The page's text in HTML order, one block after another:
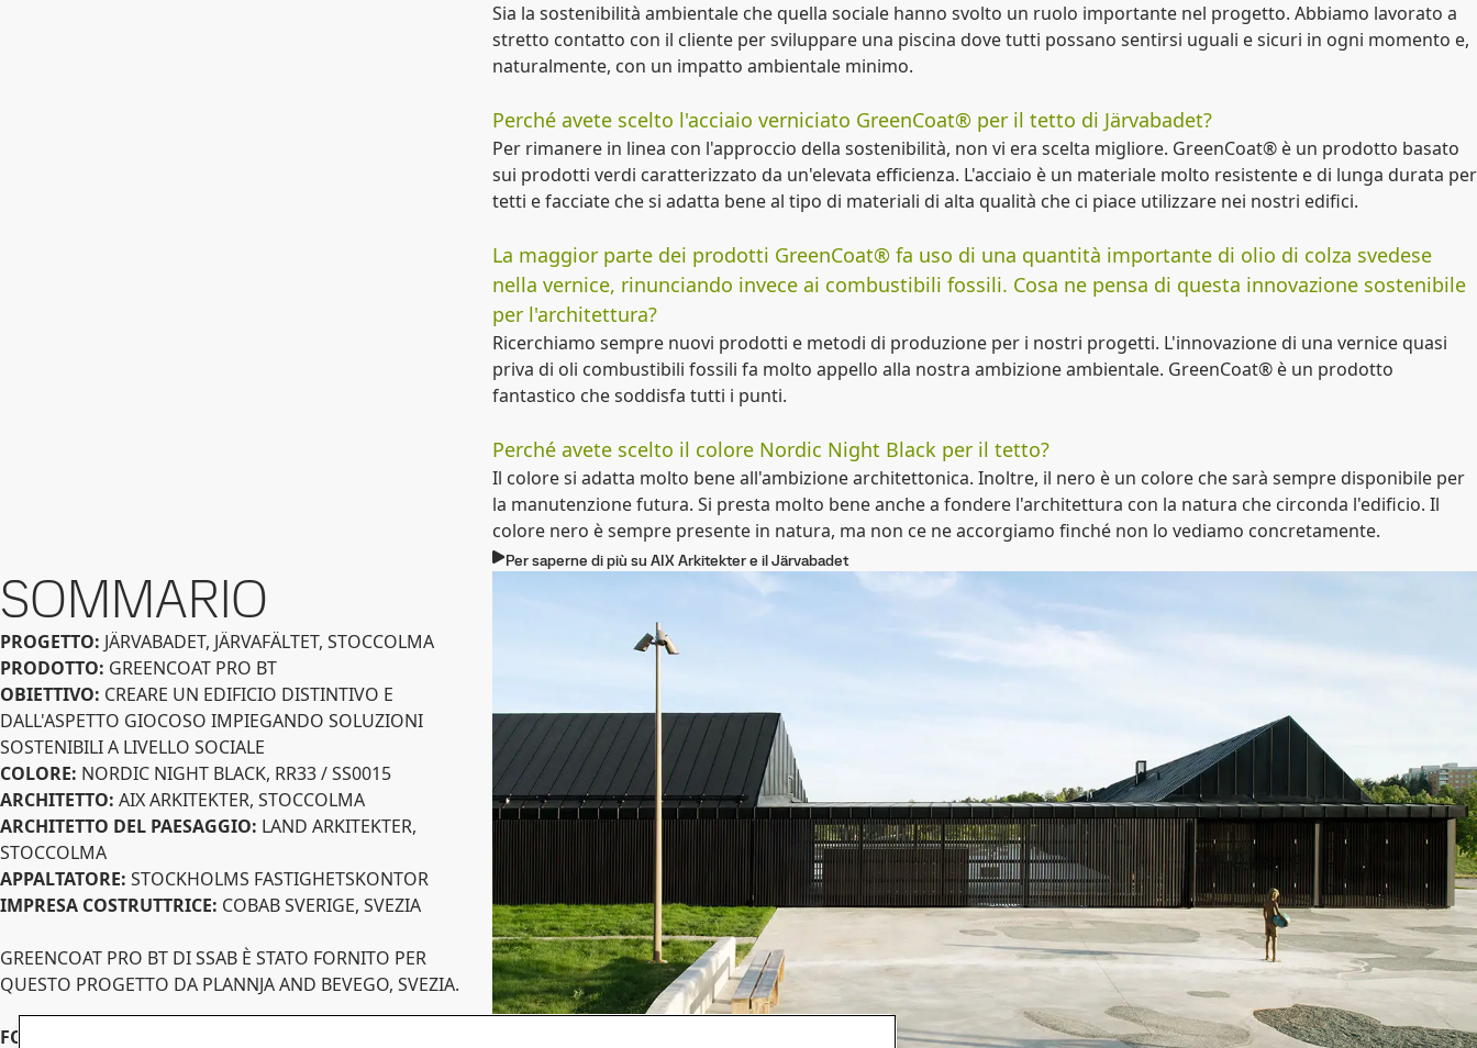
Sia la sostenibilità ambientale che quella sociale hanno svolto un ruolo importante nel progetto. Abbiamo lavorato a
stretto contatto con il cliente per sviluppare una piscina dove tutti possano sentirsi uguali e sicuri in ogni momento e,
naturalmente, con un impatto ambientale minimo.
Perché avete scelto l'acciaio verniciato GreenCoat® per il tetto di Järvabadet?
Per rimanere in linea con l'approccio della sostenibilità, non vi era scelta migliore. GreenCoat® è un prodotto basato
sui prodotti verdi caratterizzato da un'elevata efficienza. L'acciaio è un materiale molto resistente e di lunga durata per
tetti e facciate che si adatta bene al tipo di materiali di alta qualità che ci piace utilizzare nei nostri edifici.
La maggior parte dei prodotti GreenCoat® fa uso di una quantità importante di olio di colza svedese
nella vernice, rinunciando invece ai combustibili fossili. Cosa ne pensa di questa innovazione sostenibile
per l'architettura?
Ricerchiamo sempre nuovi prodotti e metodi di produzione per i nostri progetti. L'innovazione di una vernice quasi
priva di oli combustibili fossili fa molto appello alla nostra ambizione ambientale. GreenCoat® è un prodotto
fantastico che soddisfa tutti i punti.
Perché avete scelto il colore Nordic Night Black per il tetto?
Il colore si adatta molto bene all'ambizione architettonica. Inoltre, il nero è un colore che sarà sempre disponibile per
la manutenzione futura. Si presta molto bene anche a fondere l'architettura con la natura che circonda l'edificio. Il
colore nero è sempre presente in natura, ma non ce ne accorgiamo finché non lo vediamo concretamente.
Per saperne di più su AIX Arkitekter e il Järvabadet
SOMMARIO
PROGETTO: JÄRVABADET, JÄRVAFÄLTET, STOCCOLMA
PRODOTTO: GREENCOAT PRO BT
OBIETTIVO: CREARE UN EDIFICIO DISTINTIVO E
DALL'ASPETTO GIOCOSO IMPIEGANDO SOLUZIONI
SOSTENIBILI A LIVELLO SOCIALE
COLORE: NORDIC NIGHT BLACK, RR33 / SS0015
ARCHITETTO: AIX ARKITEKTER, STOCCOLMA
ARCHITETTO DEL PAESAGGIO: LAND ARKITEKTER,
STOCCOLMA
APPALTATORE: STOCKHOLMS FASTIGHETSKONTOR
IMPRESA COSTRUTTRICE: COBAB SVERIGE, SVEZIA
GREENCOAT PRO BT DI SSAB È STATO FORNITO PER
QUESTO PROGETTO DA PLANNJA AND BEVEGO, SVEZIA.
FOTO JÄRVABADET: